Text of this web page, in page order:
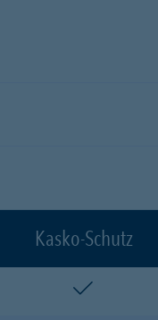
Kasko-Schutz